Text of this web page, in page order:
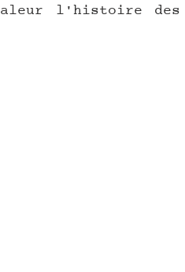
l'histoire